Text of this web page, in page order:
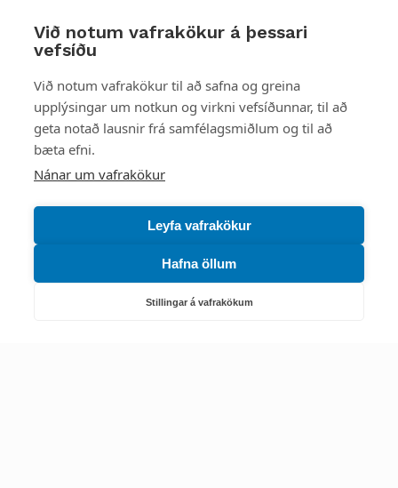
Við notum vafrakökur á þessari
vefsíðu
Við notum vafrakökur til að safna og greina
upplýsingar um notkun og virkni vefsíðunnar, til að
geta notað lausnir frá samfélagsmiðlum og til að
bæta efni.
Nánar um vafrakökur
Leyfa vafrakökur
Hafna öllum
Stillingar á vafrakökum
Styttu þér leið
Mest skoðað
Starfsstöðvar
Náttúruverndarstofnun
Veiðimál, friðlýst svæði, landvarsla og náttúruvernd